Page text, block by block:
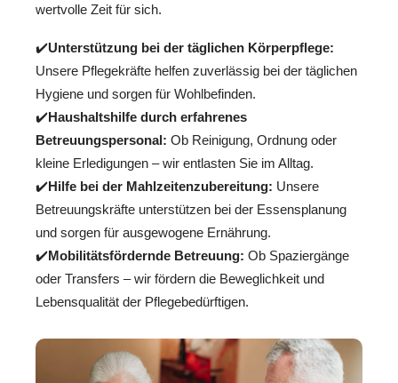
wertvolle Zeit für sich.
✔️Unterstützung bei der täglichen Körperpflege:
Unsere Pflegekräfte helfen zuverlässig bei der täglichen
Hygiene und sorgen für Wohlbefinden.
✔️Haushaltshilfe durch erfahrenes
Betreuungspersonal: Ob Reinigung, Ordnung oder
kleine Erledigungen – wir entlasten Sie im Alltag.
✔️Hilfe bei der Mahlzeitenzubereitung: Unsere
Betreuungskräfte unterstützen bei der Essensplanung
und sorgen für ausgewogene Ernährung.
✔️Mobilitätsfördernde Betreuung: Ob Spaziergänge
oder Transfers – wir fördern die Beweglichkeit und
Lebensqualität der Pflegebedürftigen.